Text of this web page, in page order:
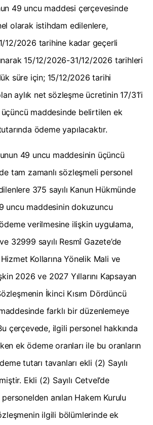
49 uncu maddesi çerçevesinde
olarak istihdam edilenlere,
12/2026 tarihine kadar geçerli
15/12/2026-31/12/2026 tarihleri
süre için; 15/12/2026 tarihi
aylık net sözleşme ücretinin 17/31’i
maddesinde belirtilen ek
ödeme yapılacaktır.
49 uncu maddesinin üçüncü
tam zamanlı sözleşmeli personel
375 sayılı Kanun Hükmünde
uncu maddesinin dokuzuncu
verilmesine ilişkin uygulama,
32999 sayılı Resmî Gazete’de
Kollarına Yönelik Mali ve
2026 ve 2027 Yıllarını Kapsayan
İkinci Kısım Dördüncü
farklı bir düzenlemeye
çerçevede, ilgili personel hakkında
ek ödeme oranları ile bu oranların
tutarı tavanları ekli (2) Sayılı
Ekli (2) Sayılı Cetvel’de
anılan Hakem Kurulu
ilgili bölümlerinde ek